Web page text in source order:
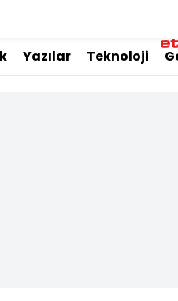
Yazılar Teknoloji